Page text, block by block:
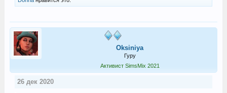
Oksiniya
Гуру
Активист SimsMix 2021
26 дек 2020